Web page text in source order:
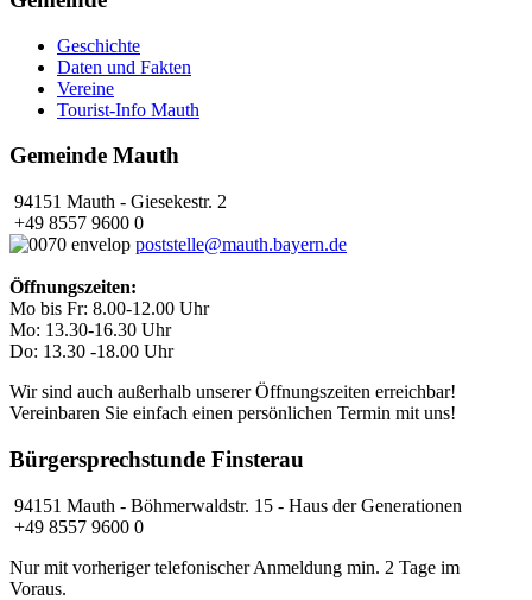
Geschichte
Daten und Fakten
Vereine
Tourist-Info Mauth
Gemeinde Mauth
94151 Mauth - Giesekestr. 2
+49 8557 9600 0
poststelle@mauth.bayern.de
Öffnungszeiten:
Mo bis Fr: 8.00-12.00 Uhr
Mo: 13.30-16.30 Uhr
Do: 13.30 -18.00 Uhr
Wir sind auch außerhalb unserer Öffnungszeiten erreichbar!
Vereinbaren Sie einfach einen persönlichen Termin mit uns!
Bürgersprechstunde Finsterau
94151 Mauth - Böhmerwaldstr. 15 - Haus der Generationen
+49 8557 9600 0
Nur mit vorheriger telefonischer Anmeldung min. 2 Tage im
Voraus.